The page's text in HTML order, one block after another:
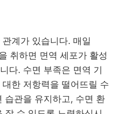
계가 있습니다. 매일
취하면 면역 세포가 활성
다. 수면 부족은 면역 기
한 저항력을 떨어뜨릴 수
습관을 유지하고, 수면 환